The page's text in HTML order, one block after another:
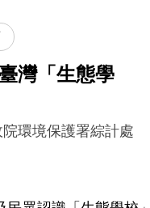
灣「生態學
環境保護署綜計處